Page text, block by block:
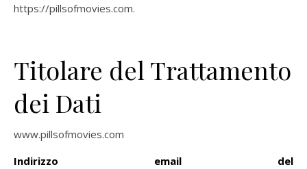
https://pillsofmovies.com.
Titolare del Trattamento
dei Dati
www.pillsofmovies.com
Indirizzo email del